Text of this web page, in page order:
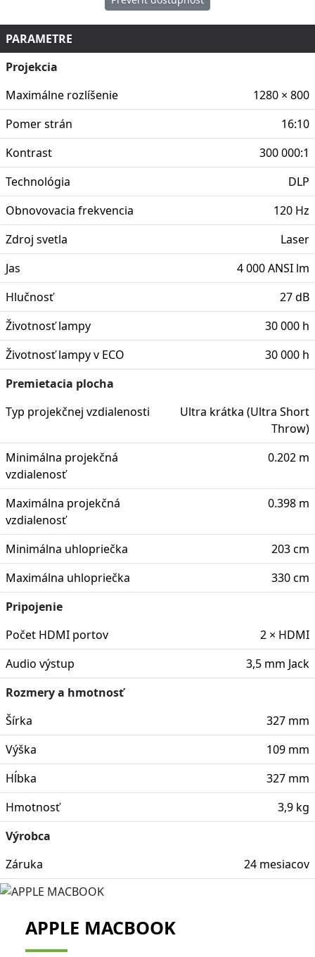
APPLE MACBOOK
PARAMETRE
Projekcia
Maximálne rozlíšenie
1280 × 800
Pomer strán
16:10
Kontrast
300 000:1
Technológia
DLP
Obnovovacia frekvencia
120 Hz
Zdroj svetla
Laser
Jas
4 000 ANSI lm
Hlučnosť
27 dB
Životnosť lampy
30 000 h
Životnosť lampy v ECO
30 000 h
Premietacia plocha
Typ projekčnej vzdialenosti
Ultra krátka (Ultra Short
Throw)
Minimálna projekčná
vzdialenosť
0.202 m
Maximálna projekčná
vzdialenosť
0.398 m
Minimálna uhlopriečka
203 cm
Maximálna uhlopriečka
330 cm
Pripojenie
Počet HDMI portov
2 × HDMI
Audio výstup
3,5 mm Jack
Rozmery a hmotnosť
Šírka
327 mm
Výška
109 mm
Hĺbka
327 mm
Hmotnosť
3,9 kg
Výrobca
Záruka
24 mesiacov